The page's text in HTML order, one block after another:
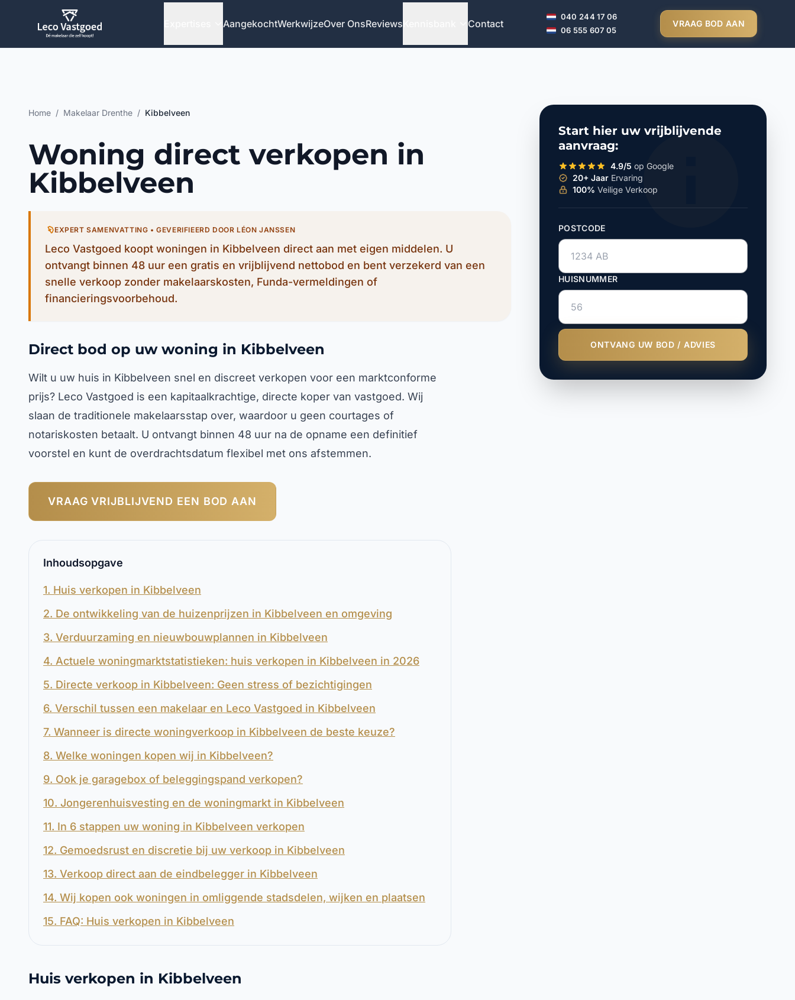
Ga direct naar inhoud
AangekochtWerkwijzeOver OnsReviews Contact
040 244 17 06
06 555 607 05
VRAAG BOD AAN
Home / Makelaar Drenthe / Kibbelveen
Woning direct verkopen in
Kibbelveen
EXPERT SAMENVATTING • GEVERIFIEERD DOOR LÉON JANSSEN
Leco Vastgoed koopt woningen in Kibbelveen direct aan met eigen middelen. U
ontvangt binnen 48 uur een gratis en vrijblijvend nettobod en bent verzekerd van een
snelle verkoop zonder makelaarskosten, Funda-vermeldingen of
financieringsvoorbehoud.
Direct bod op uw woning in Kibbelveen
Wilt u uw huis in Kibbelveen snel en discreet verkopen voor een marktconforme
prijs? Leco Vastgoed is een kapitaalkrachtige, directe koper van vastgoed. Wij
slaan de traditionele makelaarsstap over, waardoor u geen courtages of
notariskosten betaalt. U ontvangt binnen 48 uur na de opname een definitief
voorstel en kunt de overdrachtsdatum flexibel met ons afstemmen.
VRAAG VRIJBLIJVEND EEN BOD AAN
Inhoudsopgave
1. Huis verkopen in Kibbelveen
2. De ontwikkeling van de huizenprijzen in Kibbelveen en omgeving
3. Verduurzaming en nieuwbouwplannen in Kibbelveen
4. Actuele woningmarktstatistieken: huis verkopen in Kibbelveen in 2026
5. Directe verkoop in Kibbelveen: Geen stress of bezichtigingen
6. Verschil tussen een makelaar en Leco Vastgoed in Kibbelveen
7. Wanneer is directe woningverkoop in Kibbelveen de beste keuze?
8. Welke woningen kopen wij in Kibbelveen?
9. Ook je garagebox of beleggingspand verkopen?
10. Jongerenhuisvesting en de woningmarkt in Kibbelveen
11. In 6 stappen uw woning in Kibbelveen verkopen
12. Gemoedsrust en discretie bij uw verkoop in Kibbelveen
13. Verkoop direct aan de eindbelegger in Kibbelveen
14. Wij kopen ook woningen in omliggende stadsdelen, wijken en plaatsen
15. FAQ: Huis verkopen in Kibbelveen
Huis verkopen in Kibbelveen
Start hier uw vrijblijvende
aanvraag:
4.9/5 op Google
20+ Jaar Ervaring
100% Veilige Verkoop
POSTCODE
HUISNUMMER
ONTVANG UW BOD / ADVIES